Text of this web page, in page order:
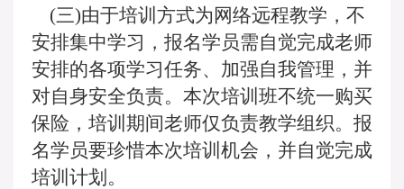
(三)由于培训方式为网络远程教学，不
安排集中学习，报名学员需自觉完成老师
安排的各项学习任务、加强自我管理，并
对自身安全负责。本次培训班不统一购买
保险，培训期间老师仅负责教学组织。报
名学员要珍惜本次培训机会，并自觉完成
培训计划。